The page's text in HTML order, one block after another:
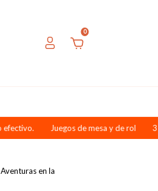
0
Juegos de mesa y de rol 3 cuotas sin
Aventuras en la